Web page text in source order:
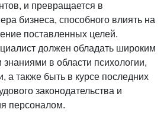
и превращается в
бизнеса, способного влиять на
поставленных целей.
должен обладать широким
знаниями в области психологии,
а также быть в курсе последних
законодательства и
персоналом.